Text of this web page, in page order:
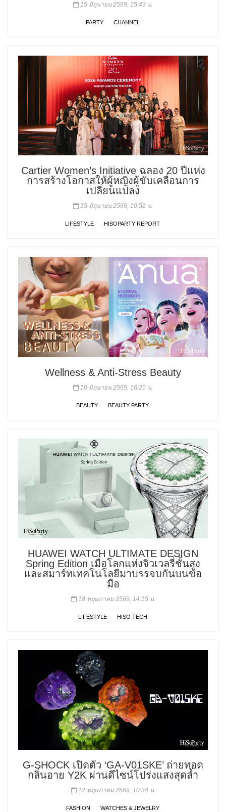
15 มิถุนายน 2569, 15:43 น.
PARTY CHANNEL
Cartier Women’s Initiative ฉลอง 20 ปีแห่ง
การสร้างโอกาสให้ผู้หญิงผู้ขับเคลื่อนการ
เปลี่ยนแปลง
15 มิถุนายน 2569, 10:52 น.
LIFESTYLE HISOPARTY REPORT
Wellness & Anti-Stress Beauty
10 มิถุนายน 2569, 16:20 น.
BEAUTY BEAUTY PARTY
HUAWEI WATCH ULTIMATE DESIGN
Spring Edition เมื่อโลกแห่งจิวเวลรี่ชั้นสูง
และสมาร์ทเทคโนโลยีมาบรรจบกันบนข้อ
มือ
18 พฤษภาคม 2569, 14:15 น.
LIFESTYLE HISO TECH
G-SHOCK เปิดตัว ‘GA-V01SKE’ ถ่ายทอด
กลิ่นอาย Y2K ผ่านดีไซน์โปร่งแสงสุดล้ำ
12 พฤษภาคม 2569, 10:34 น.
FASHION WATCHES & JEWELRY